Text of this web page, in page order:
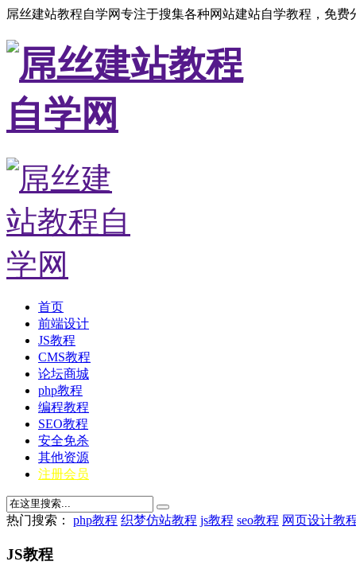
屌丝建站教程自学网专注于搜集各种网站建站自学教程，免
首页
前端设计
JS教程
CMS教程
论坛商城
php教程
编程教程
SEO教程
安全免杀
其他资源
注册会员
热门搜索： php教程 织梦仿站教程 js教程 seo教程 网页设计教
JS教程